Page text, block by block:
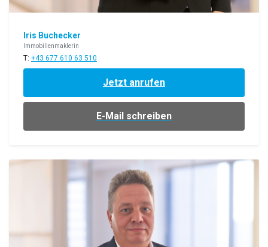
Iris Buchecker
Immobilienmaklerin
T: +43 677 610 63 510
Jetzt anrufen
E-Mail schreiben